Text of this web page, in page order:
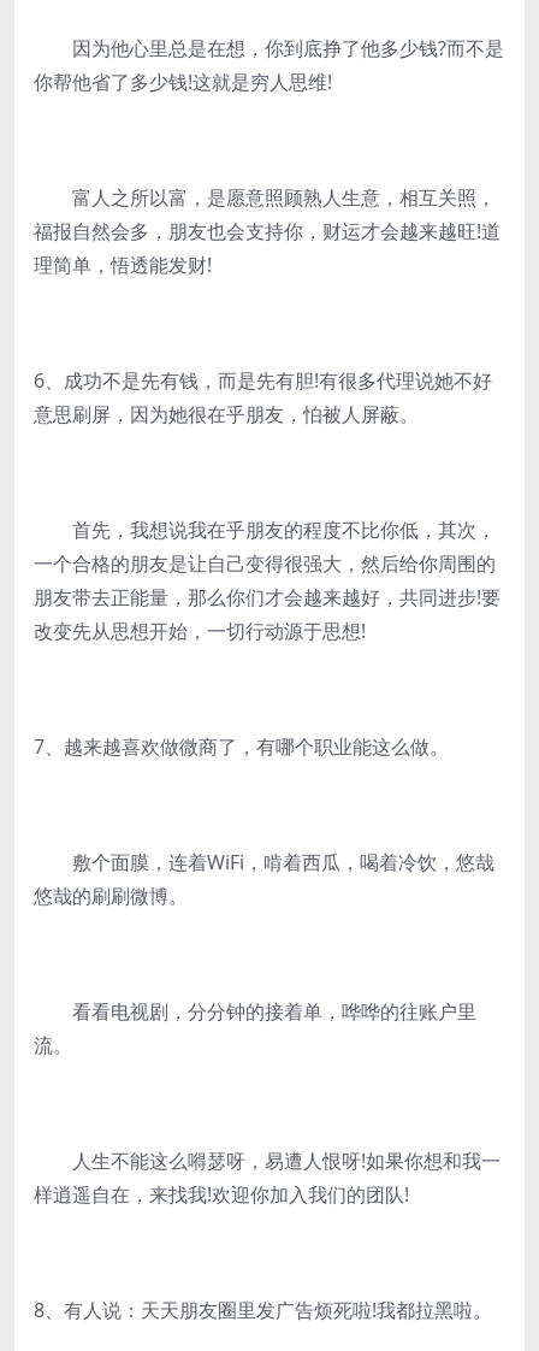
因为他心里总是在想，你到底挣了他多少钱?而不是
你帮他省了多少钱!这就是穷人思维!
富人之所以富，是愿意照顾熟人生意，相互关照，
福报自然会多，朋友也会支持你，财运才会越来越旺!道
理简单，悟透能发财!
6、成功不是先有钱，而是先有胆!有很多代理说她不好
意思刷屏，因为她很在乎朋友，怕被人屏蔽。
首先，我想说我在乎朋友的程度不比你低，其次，
一个合格的朋友是让自己变得很强大，然后给你周围的
朋友带去正能量，那么你们才会越来越好，共同进步!要
改变先从思想开始，一切行动源于思想!
7、越来越喜欢做微商了，有哪个职业能这么做。
敷个面膜，连着WiFi，啃着西瓜，喝着冷饮，悠哉
悠哉的刷刷微博。
看看电视剧，分分钟的接着单，哗哗的往账户里
流。
人生不能这么嘚瑟呀，易遭人恨呀!如果你想和我一
样逍遥自在，来找我!欢迎你加入我们的团队!
8、有人说：天天朋友圈里发广告烦死啦!我都拉黑啦。